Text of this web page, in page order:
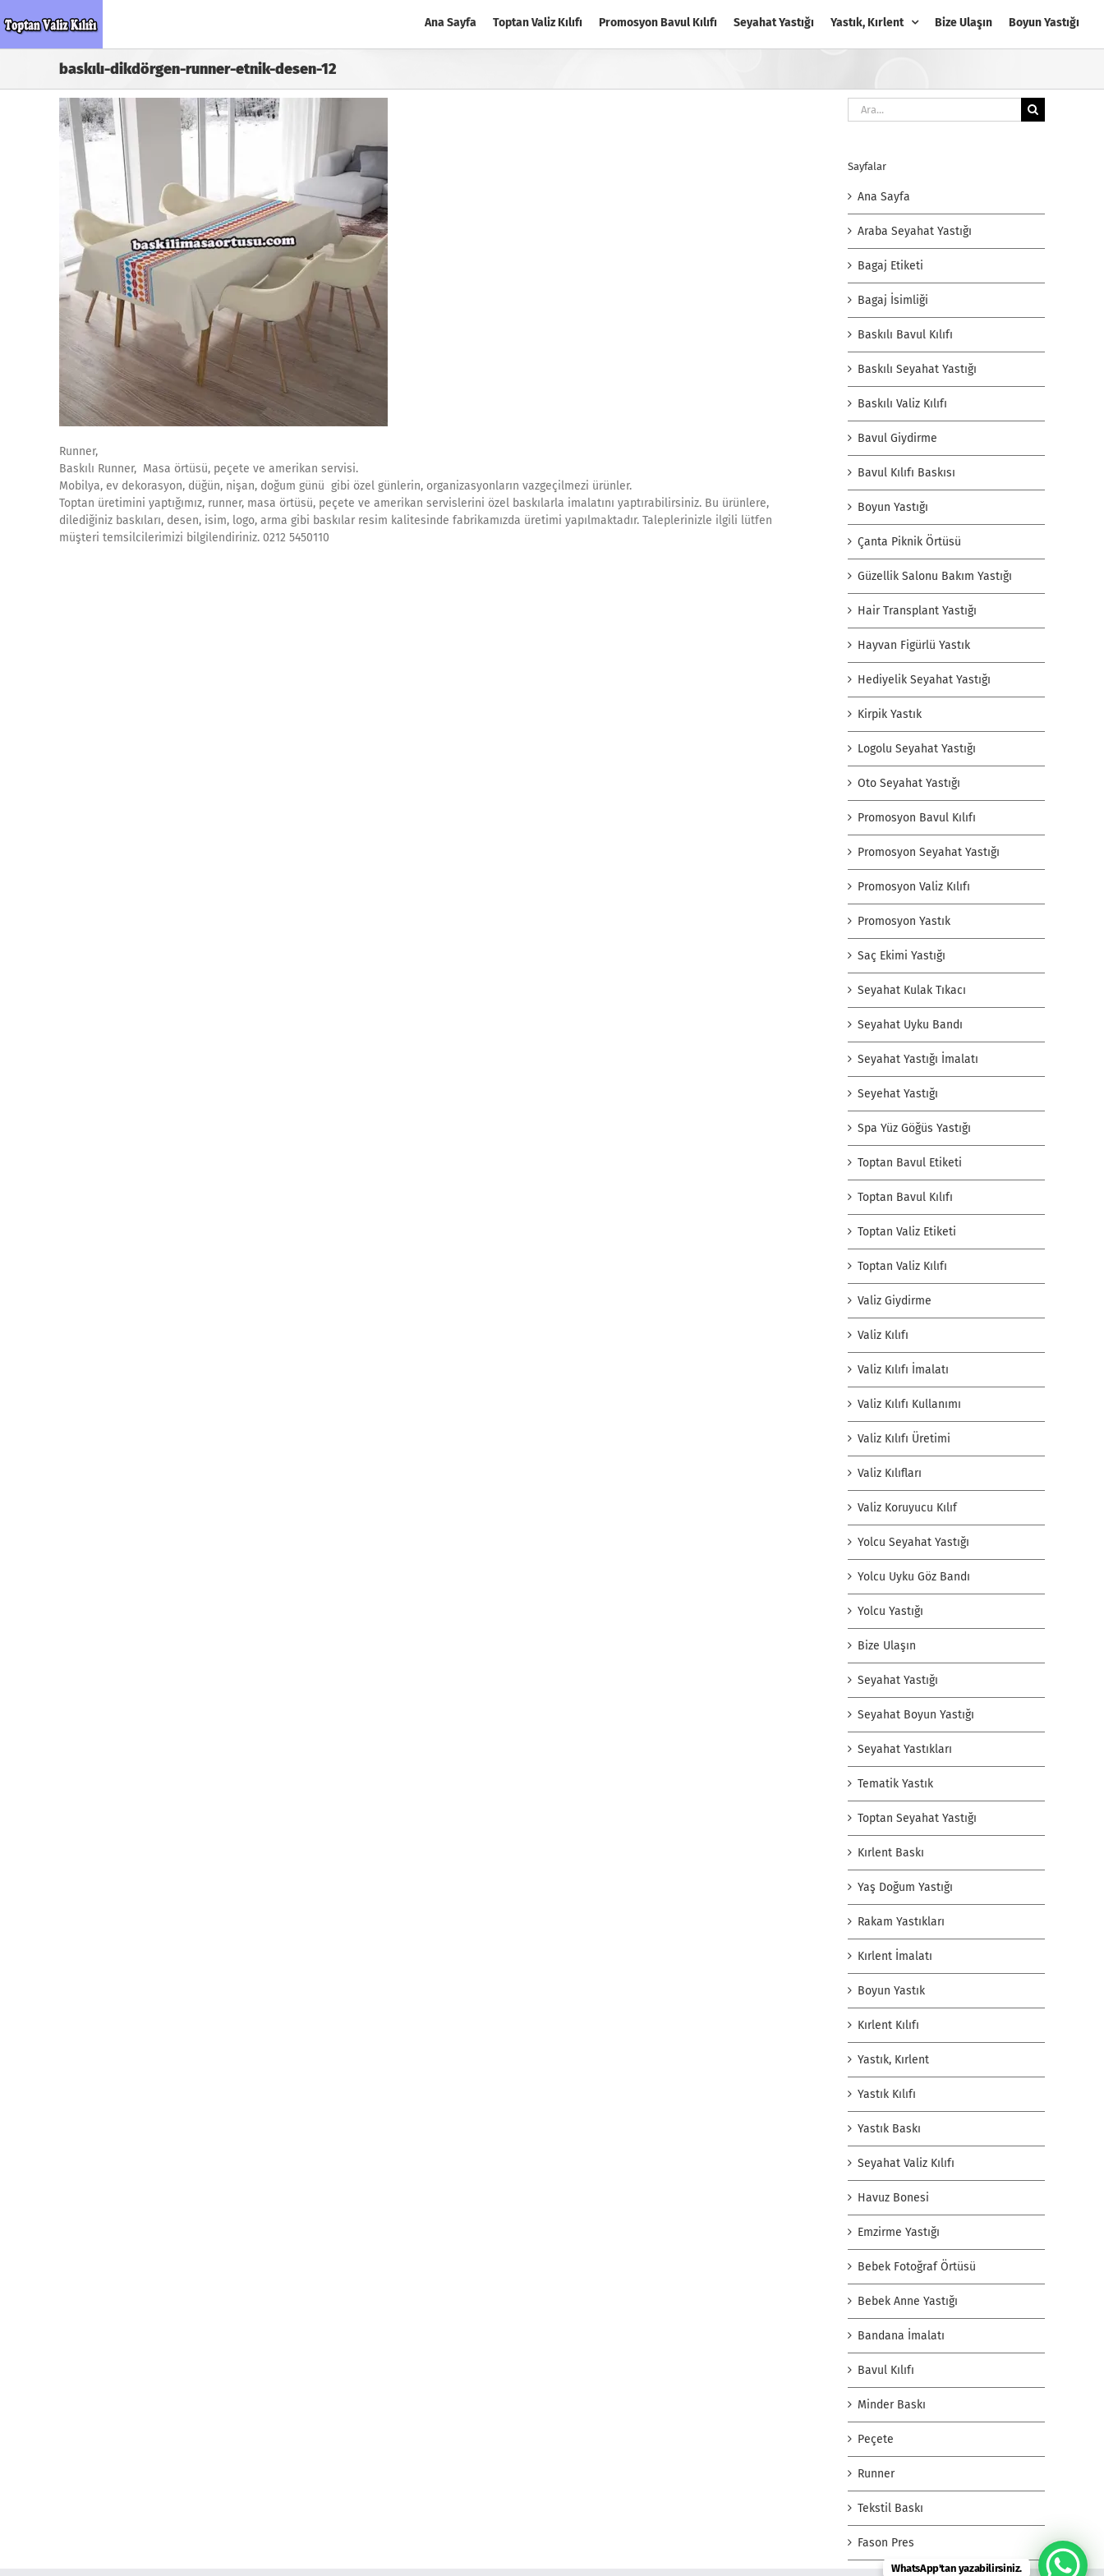
to
Ana Sayfa Toptan Valiz Kılıfı Promosyon Bavul Kılıfı Seyahat Yastığı Yastık, Kırlent Bize Ulaşın Boyun Yastığı
baskılı-dikdörgen-runner-etnik-desen-12
Runner,
Baskılı Runner, Masa örtüsü, peçete ve amerikan servisi.
Mobilya, ev dekorasyon, düğün, nişan, doğum günü gibi özel günlerin, organizasyonların vazgeçilmezi ürünler.
Toptan üretimini yaptığımız, runner, masa örtüsü, peçete ve amerikan servislerini özel baskılarla imalatını yaptırabilirsiniz. Bu ürünlere,
dilediğiniz baskıları, desen, isim, logo, arma gibi baskılar resim kalitesinde fabrikamızda üretimi yapılmaktadır. Taleplerinizle ilgili lütfen
müşteri temsilcilerimizi bilgilendiriniz. 0212 5450110
Ara:
Sayfalar
Ana Sayfa
Araba Seyahat Yastığı
Bagaj Etiketi
Bagaj İsimliği
Baskılı Bavul Kılıfı
Baskılı Seyahat Yastığı
Baskılı Valiz Kılıfı
Bavul Giydirme
Bavul Kılıfı Baskısı
Boyun Yastığı
Çanta Piknik Örtüsü
Güzellik Salonu Bakım Yastığı
Hair Transplant Yastığı
Hayvan Figürlü Yastık
Hediyelik Seyahat Yastığı
Kirpik Yastık
Logolu Seyahat Yastığı
Oto Seyahat Yastığı
Promosyon Bavul Kılıfı
Promosyon Seyahat Yastığı
Promosyon Valiz Kılıfı
Promosyon Yastık
Saç Ekimi Yastığı
Seyahat Kulak Tıkacı
Seyahat Uyku Bandı
Seyahat Yastığı İmalatı
Seyehat Yastığı
Spa Yüz Göğüs Yastığı
Toptan Bavul Etiketi
Toptan Bavul Kılıfı
Toptan Valiz Etiketi
Toptan Valiz Kılıfı
Valiz Giydirme
Valiz Kılıfı
Valiz Kılıfı İmalatı
Valiz Kılıfı Kullanımı
Valiz Kılıfı Üretimi
Valiz Kılıfları
Valiz Koruyucu Kılıf
Yolcu Seyahat Yastığı
Yolcu Uyku Göz Bandı
Yolcu Yastığı
Bize Ulaşın
Seyahat Yastığı
Seyahat Boyun Yastığı
Seyahat Yastıkları
Tematik Yastık
Toptan Seyahat Yastığı
Kırlent Baskı
Yaş Doğum Yastığı
Rakam Yastıkları
Kırlent İmalatı
Boyun Yastık
Kırlent Kılıfı
Yastık, Kırlent
Yastık Kılıfı
Yastık Baskı
Seyahat Valiz Kılıfı
Havuz Bonesi
Emzirme Yastığı
Bebek Fotoğraf Örtüsü
Bebek Anne Yastığı
Bandana İmalatı
Bavul Kılıfı
Minder Baskı
Peçete
Runner
Tekstil Baskı
Fason Pres
WhatsApp'tan yazabilirsiniz.